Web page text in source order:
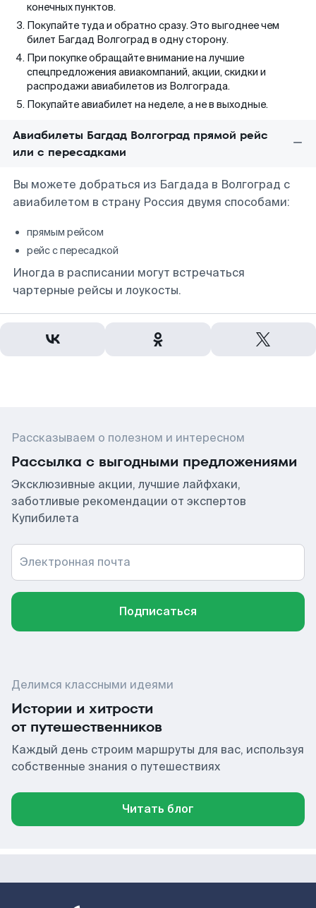
конечных пунктов.
Покупайте туда и обратно сразу. Это выгоднее чем
билет Багдад Волгоград в одну сторону.
При покупке обращайте внимание на лучшие
спецпредложения авиакомпаний, акции, скидки и
распродажи авиабилетов из Волгограда.
Покупайте авиабилет на неделе, а не в выходные.
Авиабилеты Багдад Волгоград прямой рейс
или с пересадками
Вы можете добраться из Багдада в Волгоград с
авиабилетом в страну Россия двумя способами:
прямым рейсом
рейс с пересадкой
Иногда в расписании могут встречаться
чартерные рейсы и лоукосты.
Рассказываем о полезном и интересном
Рассылка с выгодными предложениями
Эксклюзивные акции, лучшие лайфхаки,
заботливые рекомендации от экспертов
Купибилета
Электронная почта
Подписаться
Делимся классными идеями
Истории и хитрости
от путешественников
Каждый день строим маршруты для вас, используя
собственные знания о путешествиях
Читать блог